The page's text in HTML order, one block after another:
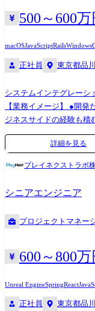
500～600万
macOSJavaScriptRailsWindows
正社員 東京都品
システムインテグレーシ
【業務イメージ】 ●開
ジネスサイドの経験も積
キルチェンジも可能な環
Ruby、Laravelなど) ●多
アプランを伝える場があ
では本人の志向に沿ったプ
例 ￭ヒーリング・ミュー
ザインコンセプト設計、
入支援、保守運用 ￭LINE
クト ・テクノロジー
詳細を見る
プレイネクストラボ
シニアエンジニア
プロジェクトマネー
600～800万
Unreal EngineSpringReact
正社員 東京都品